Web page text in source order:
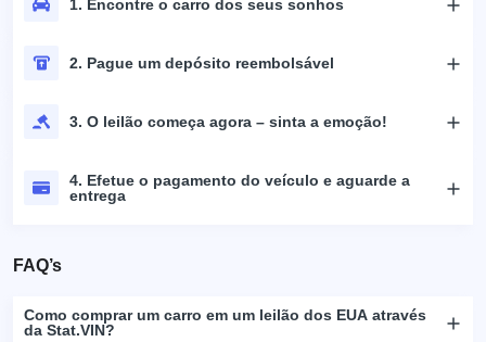
1. Encontre o carro dos seus sonhos
2. Pague um depósito reembolsável
3. O leilão começa agora – sinta a emoção!
4. Efetue o pagamento do veículo e aguarde a
entrega
FAQ’s
Como comprar um carro em um leilão dos EUA através
da Stat.VIN?